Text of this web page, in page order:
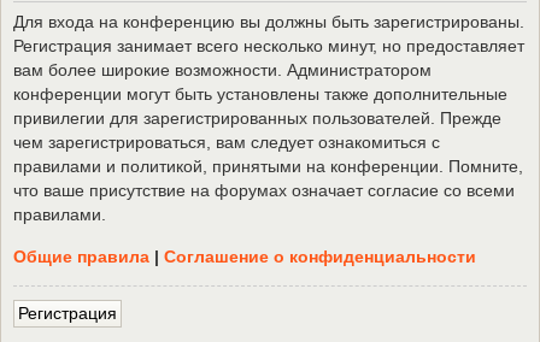
Для входа на конференцию вы должны быть зарегистрированы.
Регистрация занимает всего несколько минут, но предоставляет
вам более широкие возможности. Администратором
конференции могут быть установлены также дополнительные
привилегии для зарегистрированных пользователей. Прежде
чем зарегистрироваться, вам следует ознакомиться с
правилами и политикой, принятыми на конференции. Помните,
что ваше присутствие на форумах означает согласие со всеми
правилами.
Общие правила | Соглашение о конфиденциальности
Регистрация